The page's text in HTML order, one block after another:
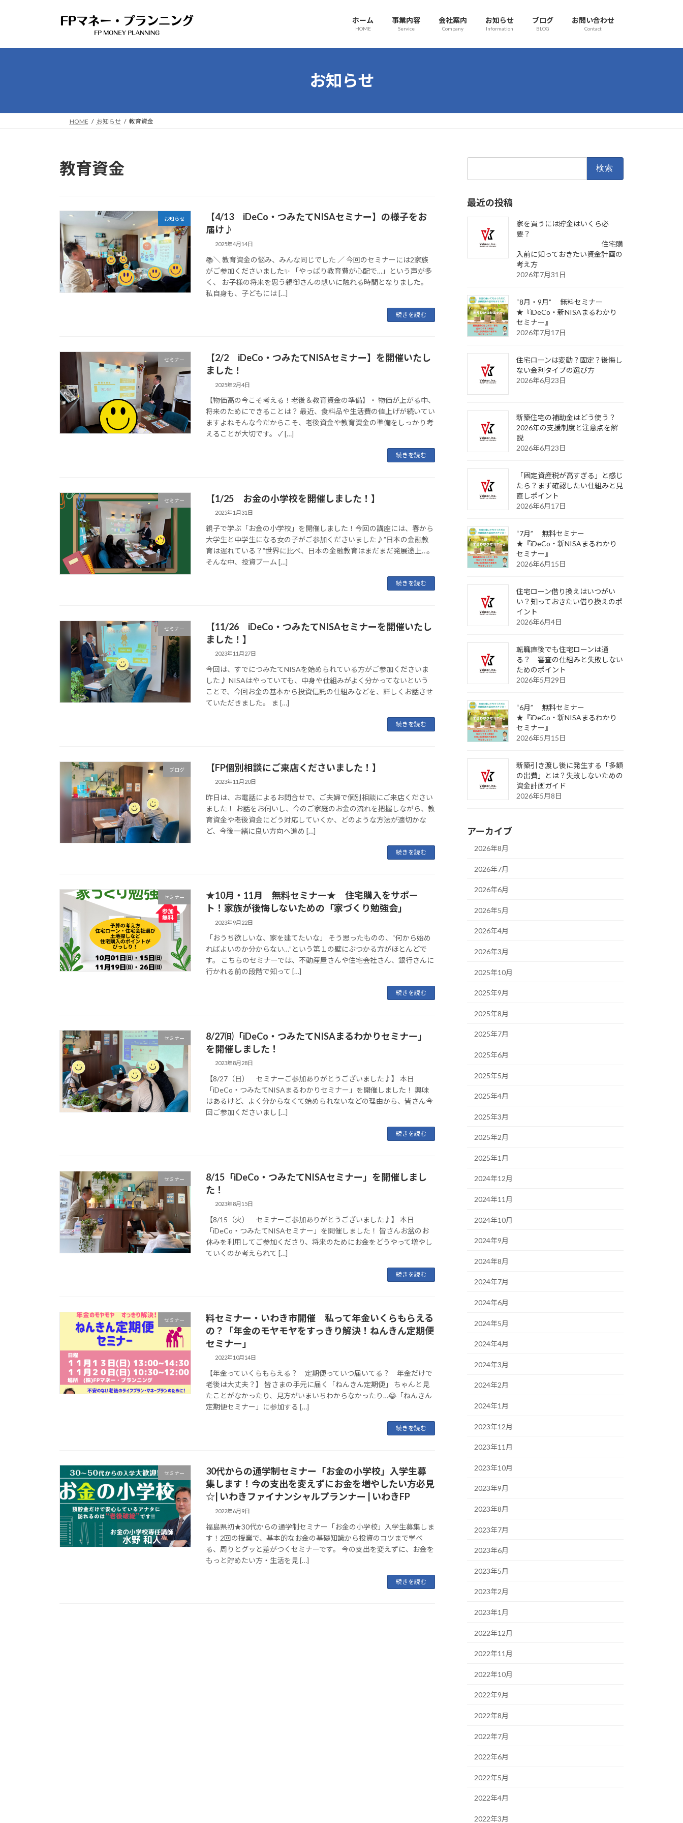
プ
動
ホーム
HOME
事業内容
Service
会社案内
Company
お知らせ
Information
ブログ
BLOG
お問い合わせ
Contact
お知らせ
HOME お知らせ 教育資金
教育資金
お知らせ
【4/13 iDeCo・つみたてNISAセミナー】の様子をお
届け♪
2025年4月14日
📚＼ 教育資金の悩み、みんな同じでした ／ 今回のセミナーには2家族
がご参加くださいました✨ 「やっぱり教育費が心配で…」という声が多
く、 お子様の将来を思う親御さんの想いに触れる時間となりました。
私自身も、子どもには […]
続きを読む
セミナー
【2/2 iDeCo・つみたてNISAセミナー】を開催いたし
ました！
2025年2月4日
【物価高の今こそ考える！老後＆教育資金の準備】・ 物価が上がる中、
将来のためにできることは？ 最近、食料品や生活費の値上げが続いてい
ますよねそんな今だからこそ、老後資金や教育資金の準備をしっかり考
えることが大切です。 ✓ […]
続きを読む
セミナー 【1/25 お金の小学校を開催しました！】
2025年1月31日
親子で学ぶ「お金の小学校」を開催しました！⁡今回の講座には、春から
大学生と中学生になる女の子がご参加くださいました♪⁡”日本の金融教
育は遅れている？”世界に比べ、日本の金融教育はまだまだ発展途上…。
そんな中、投資ブーム […]
続きを読む
セミナー
【11/26 iDeCo・つみたてNISAセミナーを開催いたし
ました！】
2023年11月27日
今回は、すでにつみたてNISAを始められている方がご参加くださいま
した♪ NISAはやっていても、中身や仕組みがよく分かってないという
ことで、今回お金の基本から投資信託の仕組みなどを、詳しくお話させ
ていただきました。 ま […]
続きを読む
ブログ 【FP個別相談にご来店くださいました！】
2023年11月20日
昨日は、お電話によるお問合せで、ご夫婦で個別相談にご来店ください
ました！ お話をお伺いし、今のご家庭のお金の流れを把握しながら、教
育資金や老後資金にどう対応していくか、どのような方法が適切かな
ど、今後一緒に良い方向へ進め […]
続きを読む
セミナー
★10月・11月 無料セミナー★ 住宅購入をサポー
ト！家族が後悔しないための「家づくり勉強会」
2023年9月22日
「おうち欲しいな、家を建てたいな」 そう思ったものの、“何から始め
ればよいのか分からない…”という第１の壁にぶつかる方がほとんどで
す。 こちらのセミナーでは、不動産屋さんや住宅会社さん、銀行さんに
行かれる前の段階で知って […]
続きを読む
セミナー
8/27㈰「iDeCo・つみたてNISAまるわかりセミナー」
を開催しました！
2023年8月28日
【8/27（日） セミナーご参加ありがとうございました♪】 本日
「iDeCo・つみたてNISAまるわかりセミナー」を開催しました！ 興味
はあるけど、よく分からなくて始められないなどの理由から、皆さん今
回ご参加くださいまし […]
続きを読む
セミナー
8/15「iDeCo・つみたてNISAセミナー」を開催しまし
た！
2023年8月15日
【8/15（火） セミナーご参加ありがとうございました♪】 本日
「iDeCo・つみたてNISAセミナー」を開催しました！ 皆さんお盆のお
休みを利用してご参加くださり、将来のためにお金をどうやって増やし
ていくのか考えられて […]
続きを読む
セミナー
料セミナー・いわき市開催 私って年金いくらもらえる
の？「年金のモヤモヤをすっきり解決！ねんきん定期便
セミナー」
2022年10月14日
【年金っていくらもらえる？ 定期便っていつ届いてる？ 年金だけで
老後は大丈夫？】 皆さまの手元に届く「ねんきん定期便」 ちゃんと見
たことがなかったり、見方がいまいちわからなかったり…😂「ねんきん
定期便セミナー」に参加する […]
続きを読む
セミナー
30代からの通学制セミナー「お金の小学校」入学生募
集します！今の支出を変えずにお金を増やしたい方必見
☆| いわきファイナンシャルプランナー | いわきFP
2022年6月9日
福島県初★30代からの通学制セミナー「お金の小学校」入学生募集しま
す！2回の授業で、基本的なお金の基礎知識から投資のコツまで学べ
る、周りとグッと差がつくセミナーです。 今の支出を変えずに、お金を
もっと貯めたい方・生活を見 […]
続きを読む
最近の投稿
家を買うには貯金はいくら必
要？
住宅購
入前に知っておきたい資金計画の
考え方
2026年7月31日
“8月・9月” 無料セミナー
★『iDeCo・新NISAまるわかり
セミナー』
2026年7月17日
住宅ローンは変動？固定？後悔し
ない金利タイプの選び方
2026年6月23日
新築住宅の補助金はどう使う？
2026年の支援制度と注意点を解
説
2026年6月23日
「固定資産税が高すぎる」と感じ
たら？まず確認したい仕組みと見
直しポイント
2026年6月17日
“7月” 無料セミナー
★『iDeCo・新NISAまるわかり
セミナー』
2026年6月15日
住宅ローン借り換えはいつがい
い？知っておきたい借り換えのポ
イント
2026年6月4日
転職直後でも住宅ローンは通
る？ 審査の仕組みと失敗しない
ためのポイント
2026年5月29日
“6月” 無料セミナー
★『iDeCo・新NISAまるわかり
セミナー』
2026年5月15日
新築引き渡し後に発生する「多額
の出費」とは？失敗しないための
資金計画ガイド
2026年5月8日
アーカイブ
2026年8月
2026年7月
2026年6月
2026年5月
2026年4月
2026年3月
2025年10月
2025年9月
2025年8月
2025年7月
2025年6月
2025年5月
2025年4月
2025年3月
2025年2月
2025年1月
2024年12月
2024年11月
2024年10月
2024年9月
2024年8月
2024年7月
2024年6月
2024年5月
2024年4月
2024年3月
2024年2月
2024年1月
2023年12月
2023年11月
2023年10月
2023年9月
2023年8月
2023年7月
2023年6月
2023年5月
2023年2月
2023年1月
2022年12月
2022年11月
2022年10月
2022年9月
2022年8月
2022年7月
2022年6月
2022年5月
2022年4月
2022年3月